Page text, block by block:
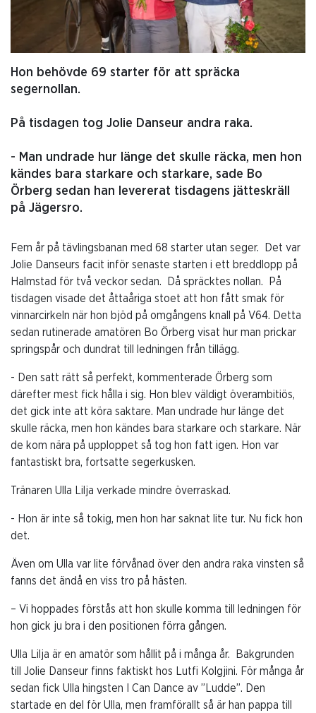
Hon behövde 69 starter för att spräcka
segernollan.
På tisdagen tog Jolie Danseur andra raka.
- Man undrade hur länge det skulle räcka, men hon
kändes bara starkare och starkare, sade Bo
Örberg sedan han levererat tisdagens jätteskräll
på Jägersro.
Fem år på tävlingsbanan med 68 starter utan seger.
Det var
Jolie Danseurs facit inför senaste starten i ett breddlopp på
Halmstad för två veckor sedan.
Då spräcktes nollan.
På
tisdagen visade det åttaåriga stoet att hon fått smak för
vinnarcirkeln när hon bjöd på omgångens knall på V64. Detta
sedan rutinerade amatören Bo Örberg visat hur man prickar
springspår och dundrat till ledningen från tillägg.
- Den satt rätt så perfekt, kommenterade Örberg som
därefter mest fick hålla i sig. Hon blev väldigt överambitiös,
det gick inte att köra saktare. Man undrade hur länge det
skulle räcka, men hon kändes bara starkare och starkare. När
de kom nära på upploppet så tog hon fatt igen. Hon var
fantastiskt bra, fortsatte segerkusken.
Tränaren Ulla Lilja verkade mindre överraskad.
- Hon är inte så tokig, men hon har saknat lite tur. Nu fick hon
det.
Även om Ulla var lite förvånad över den andra raka vinsten så
fanns det ändå en viss tro på hästen.
– Vi hoppades förstås att hon skulle komma till ledningen för
hon gick ju bra i den positionen förra gången.
Ulla Lilja är en amatör som hållit på i många år.
Bakgrunden
till Jolie Danseur finns faktiskt hos Lutfi Kolgjini. För många år
sedan fick Ulla hingsten I Can Dance av ”Ludde”. Den
startade en del för Ulla, men framförallt så är han pappa till